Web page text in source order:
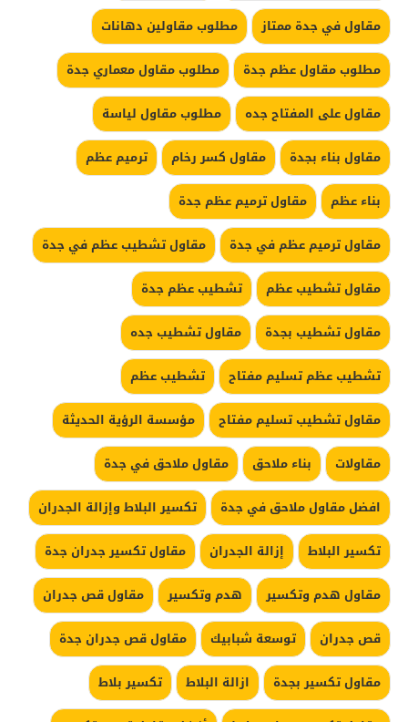
مقاول في جدة ممتاز
مطلوب مقاولين دهانات
مطلوب مقاول عظم جدة
مطلوب مقاول معماري جدة
مقاول على المفتاح جده
مطلوب مقاول لياسة
مقاول بناء بجدة
مقاول كسر رخام
ترميم عظم
بناء عظم
مقاول ترميم عظم جدة
مقاول ترميم عظم في جدة
مقاول تشطيب عظم في جدة
مقاول تشطيب عظم
تشطيب عظم جدة
مقاول تشطيب بجدة
مقاول تشطيب جده
تشطيب عظم تسليم مفتاح
تشطيب عظم
مقاول تشطيب تسليم مفتاح
مؤسسة الرؤية الحديثة
مقاولات
بناء ملاحق
مقاول ملاحق في جدة
افضل مقاول ملاحق في جدة
تكسير البلاط وإزالة الجدران
تكسير البلاط
إزالة الجدران
مقاول تكسير جدران جدة
مقاول هدم وتكسير
هدم وتكسير
مقاول قص جدران
قص جدران
توسعة شبابيك
مقاول قص جدران جدة
مقاول تكسير بجدة
ازالة البلاط
تكسير بلاط